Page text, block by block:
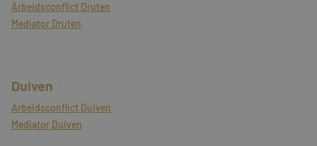
Arbeidsconflict Druten
Mediator Druten
Duiven
Arbeidsconflict Duiven
Mediator Duiven